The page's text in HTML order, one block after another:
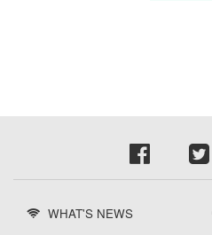
WHAT'S NEWS